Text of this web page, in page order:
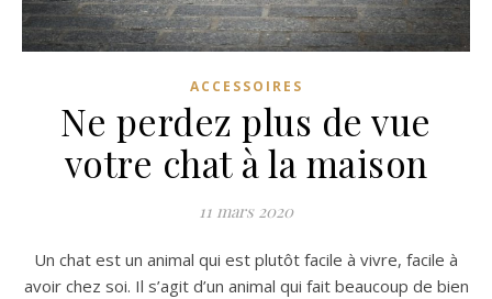
ACCESSOIRES
Ne perdez plus de vue
votre chat à la maison
11 mars 2020
Un chat est un animal qui est plutôt facile à vivre, facile à
avoir chez soi. Il s’agit d’un animal qui fait beaucoup de bien